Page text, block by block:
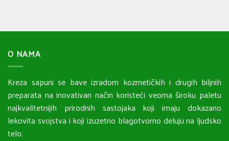
O NAMA
Kreza sapuni se bave izradom kozmetičkih i drugih biljnih
preparata na inovativan način koristeći veoma široku paletu
najkvalitetnijih prirodnih sastojaka koji imaju dokazano
lekovita svojstva i koji izuzetno blagotvorno deluju na ljudsko
telo.